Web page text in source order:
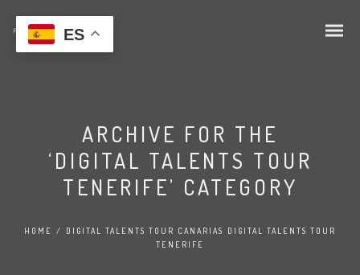
ARCHIVE FOR THE
‘DIGITAL TALENTS TOUR
TENERIFE’ CATEGORY
HOME / DIGITAL TALENTS TOUR CANARIAS
DIGITAL TALENTS TOUR
TENERIFE
ES